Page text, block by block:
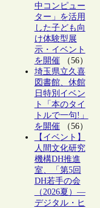
中コンピュー
ター」を活用
した子ども向
け体験型展
示・イベント
を開催（56）
埼玉県立久喜
図書館、休館
日特別イベン
ト「本のタイ
トルで一句!」
を開催（56）
【イベント】
人間文化研究
機構DH推進
室、「第5回
DH若手の会
（2026夏）―
デジタル・ヒ